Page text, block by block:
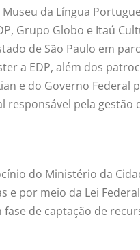
da Língua
Grupo Globo e Itaú
de São Paulo em
a EDP, além dos
e do Governo Federal
responsável pela gestão
do Ministério da
e por meio da Lei
de captação de